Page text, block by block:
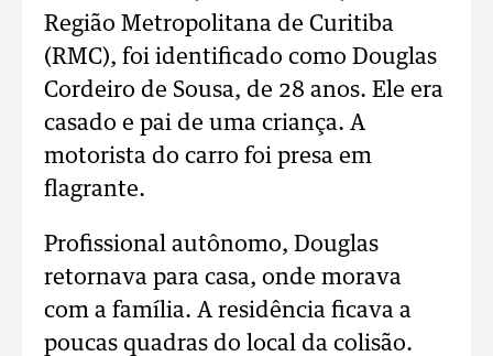
Região Metropolitana de Curitiba
(RMC), foi identificado como Douglas
Cordeiro de Sousa, de 28 anos. Ele era
casado e pai de uma criança. A
motorista do carro foi presa em
flagrante.
Profissional autônomo, Douglas
retornava para casa, onde morava
com a família. A residência ficava a
poucas quadras do local da colisão.